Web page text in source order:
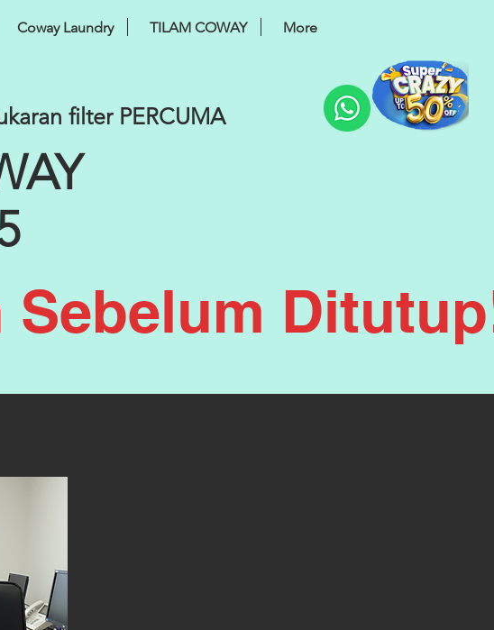
Coway Laundry TILAM COWAY More
filter PERCUMA
Sebelum